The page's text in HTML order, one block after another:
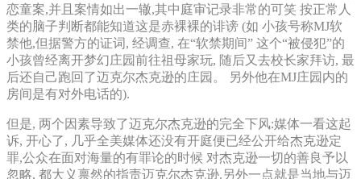
恋童案,并且案情如出一辙,其中庭审记录非常的可笑 按正常人
类的脑子判断都能知道这是赤裸裸的诽谤 (如 小孩号称MJ软
禁他,但据警方的证词, 经调查, 在“软禁期间” 这个“被侵犯”的
小孩曾经离开梦幻庄园前往祖母家玩, 随后又去校长家拜访, 最
后还自己跑回了迈克尔杰克逊的庄园。 另外他在MJ庄园内的
房间是有对外电话的).
但是, 两个因素导致了迈克尔杰克逊的完全下风:媒体一看这起
诉, 开心了, 几乎全美媒体还没有开庭便已经公开给杰克逊定
罪,公众在面对海量的有罪论的时候 对杰克逊一切的善良予以
忽略, 都大义禀然的指责迈克尔杰克逊.另外一点就是当地与迈